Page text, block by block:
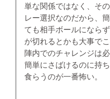
単な関係ではなく、そ
レー選択なのだから、
ても相手ボールになら
が切れるとかも大事で
陣内でのチャレンジは
簡単にさばけるのに持
食らうのが一番怖い。